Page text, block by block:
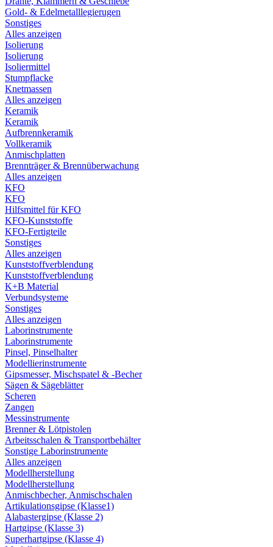
Gold- & Edelmetalllegierugen
Sonstiges
Alles anzeigen
Isolierung
Isolierung
Isoliermittel
Stumpflacke
Knetmassen
Alles anzeigen
Keramik
Keramik
Aufbrennkeramik
Vollkeramik
Anmischplatten
Brennträger & Brennüberwachung
Alles anzeigen
KFO
KFO
Hilfsmittel für KFO
KFO-Kunststoffe
KFO-Fertigteile
Sonstiges
Alles anzeigen
Kunststoffverblendung
Kunststoffverblendung
K+B Material
Verbundsysteme
Sonstiges
Alles anzeigen
Laborinstrumente
Laborinstrumente
Pinsel, Pinselhalter
Modellierinstrumente
Gipsmesser, Mischspatel & -Becher
Sägen & Sägeblätter
Scheren
Zangen
Messinstrumente
Brenner & Lötpistolen
Arbeitsschalen & Transportbehälter
Sonstige Laborinstrumente
Alles anzeigen
Modellherstellung
Modellherstellung
Anmischbecher, Anmischschalen
Artikulationsgipse (Klasse1)
Alabastergipse (Klasse 2)
Hartgipse (Klasse 3)
Superhartgipse (Klasse 4)